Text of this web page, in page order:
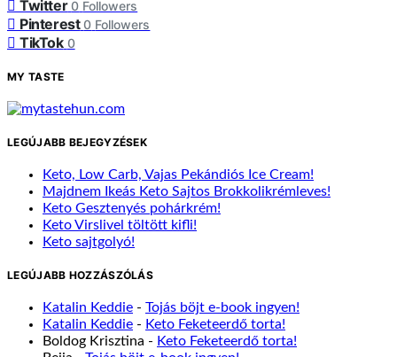
Twitter 0 Followers
Pinterest 0 Followers
TikTok 0
MY TASTE
LEGÚJABB BEJEGYZÉSEK
Keto, Low Carb, Vajas Pekándiós Ice Cream!
Majdnem Ikeás Keto Sajtos Brokkolikrémleves!
Keto Gesztenyés pohárkrém!
Keto Virslivel töltött kifli!
Keto sajtgolyó!
LEGÚJABB HOZZÁSZÓLÁS
Katalin Keddie - Tojás böjt e-book ingyen!
Katalin Keddie - Keto Feketeerdő torta!
Boldog Krisztina - Keto Feketeerdő torta!